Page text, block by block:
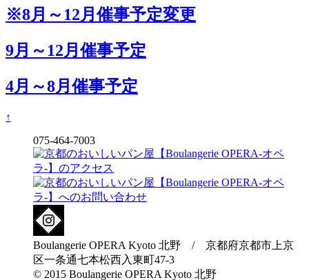
※8月～12月催事予定変更
9月～12月催事予定
4月～8月催事予定
↑
075-464-7003
Boulangerie OPERA Kyoto 北野 / 京都府京都市上京
区一条通七本松西入東町47-3
© 2015 Boulangerie OPERA Kyoto 北野